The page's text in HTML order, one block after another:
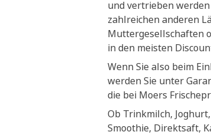
und vertrieben
zahlreichen anderen
Muttergesellschaften
in den meisten
Wenn Sie also beim
werden Sie unter
die bei Moers
Ob Trinkmilch,
Smoothie, Direktsaft,